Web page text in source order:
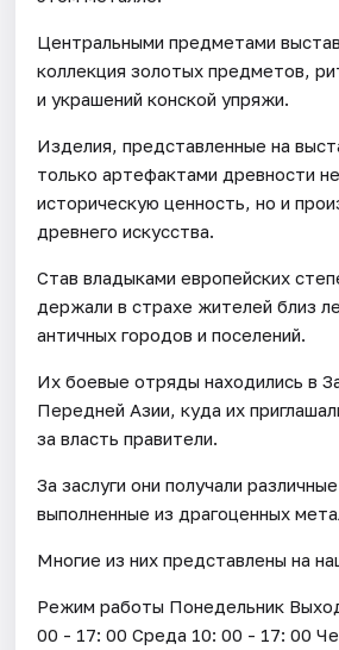
Центральными предметами
коллекция золотых предметов,
и украшений конской упряжи.
Изделия, представленные на
только артефактами древности
историческую ценность, но и
древнего искусства.
Став владыками европейских
держали в страхе жителей близ
античных городов и поселений.
Их боевые отряды находились в
Передней Азии, куда их
за власть правители.
За заслуги они получали
выполненные из драгоценных
Многие из них представлены на
Режим работы Понедельник
00 - 17: 00 Среда 10: 00 - 17: 00